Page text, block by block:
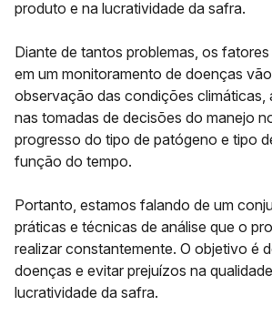
produto e na lucratividade da safra.
Diante de tantos problemas, os
em um monitoramento de doenças
observação das condições climáticas,
nas tomadas de decisões do manejo
progresso do tipo de patógeno e tipo
função do tempo.
Portanto, estamos falando de um
práticas e técnicas de análise que o
realizar constantemente. O objetivo é
doenças e evitar prejuízos na
lucratividade da safra.